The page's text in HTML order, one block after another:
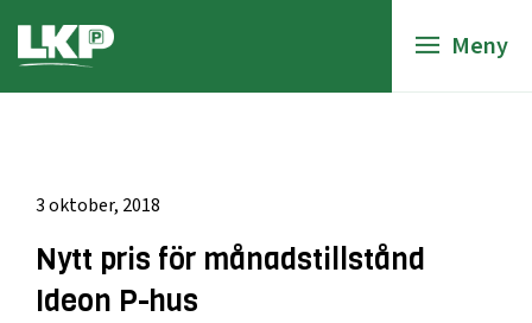
Meny
3 oktober, 2018
Nytt pris för månadstillstånd
Ideon P-hus